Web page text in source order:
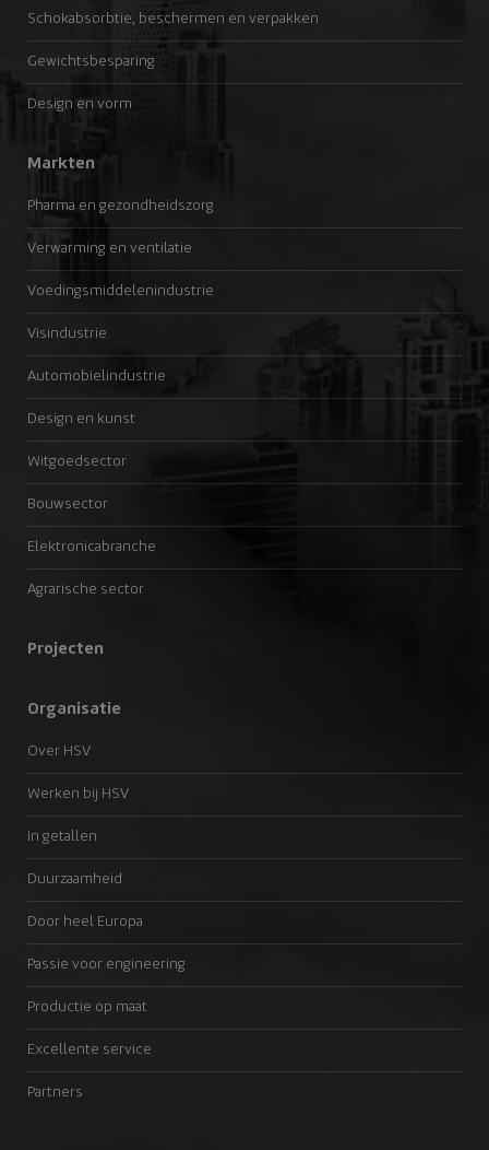
Schokabsorbtie, beschermen en verpakken
Gewichtsbesparing
Design en vorm
Markten
Pharma en gezondheidszorg
Verwarming en ventilatie
Voedingsmiddelenindustrie
Visindustrie
Automobielindustrie
Design en kunst
Witgoedsector
Bouwsector
Elektronicabranche
Agrarische sector
Projecten
Organisatie
Over HSV
Werken bij HSV
In getallen
Duurzaamheid
Door heel Europa
Passie voor engineering
Productie op maat
Excellente service
Partners